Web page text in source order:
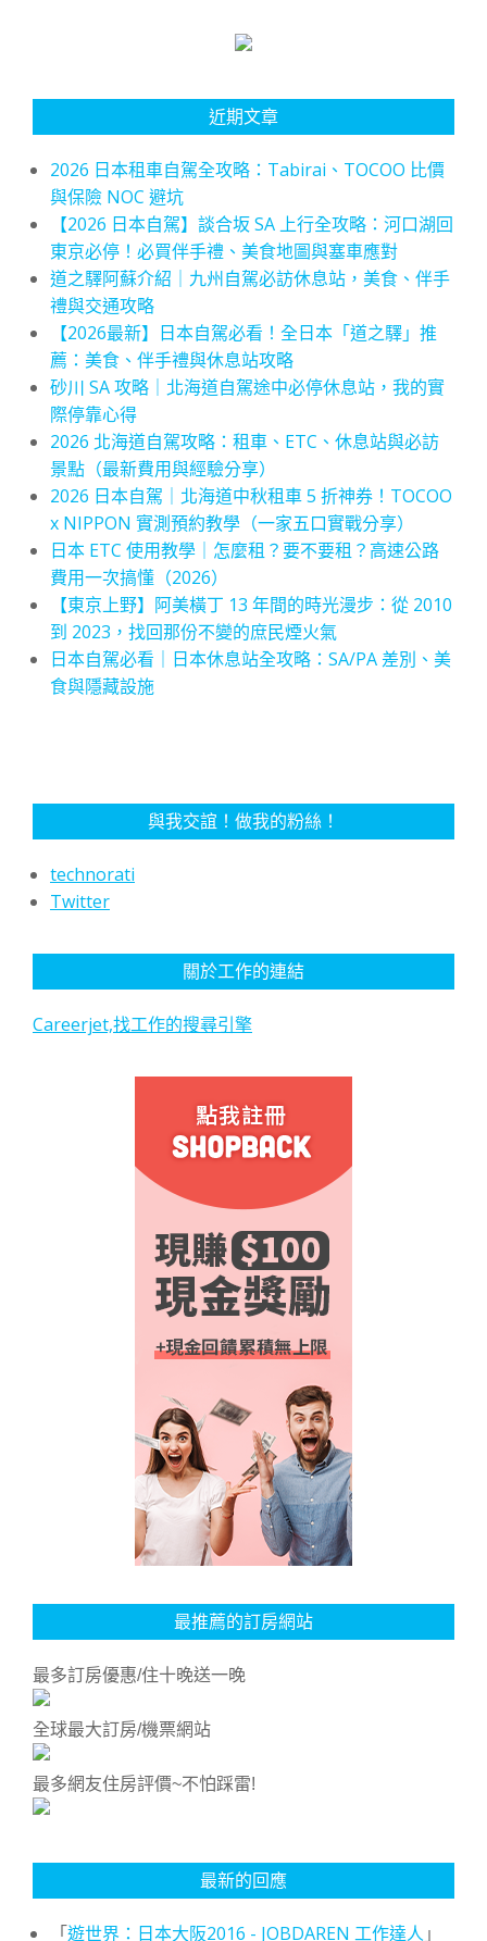
近期文章
2026 日本租車自駕全攻略：Tabirai、TOCOO 比價
與保險 NOC 避坑
【2026 日本自駕】談合坂 SA 上行全攻略：河口湖回
東京必停！必買伴手禮、美食地圖與塞車應對
道之驛阿蘇介紹｜九州自駕必訪休息站，美食、伴手
禮與交通攻略
【2026最新】日本自駕必看！全日本「道之驛」推
薦：美食、伴手禮與休息站攻略
砂川 SA 攻略｜北海道自駕途中必停休息站，我的實
際停靠心得
2026 北海道自駕攻略：租車、ETC、休息站與必訪
景點（最新費用與經驗分享）
2026 日本自駕｜北海道中秋租車 5 折神券！TOCOO
x NIPPON 實測預約教學（一家五口實戰分享）
日本 ETC 使用教學｜怎麼租？要不要租？高速公路
費用一次搞懂（2026）
【東京上野】阿美橫丁 13 年間的時光漫步：從 2010
到 2023，找回那份不變的庶民煙火氣
日本自駕必看｜日本休息站全攻略：SA/PA 差別、美
食與隱藏設施
與我交誼！做我的粉絲！
technorati
Twitter
關於工作的連結
Careerjet,找工作的搜尋引擎
最推薦的訂房網站
最多訂房優惠/住十晚送一晚
全球最大訂房/機票網站
最多網友住房評價~不怕踩雷!
最新的回應
「遊世界：日本大阪2016 - JOBDAREN 工作達人 」